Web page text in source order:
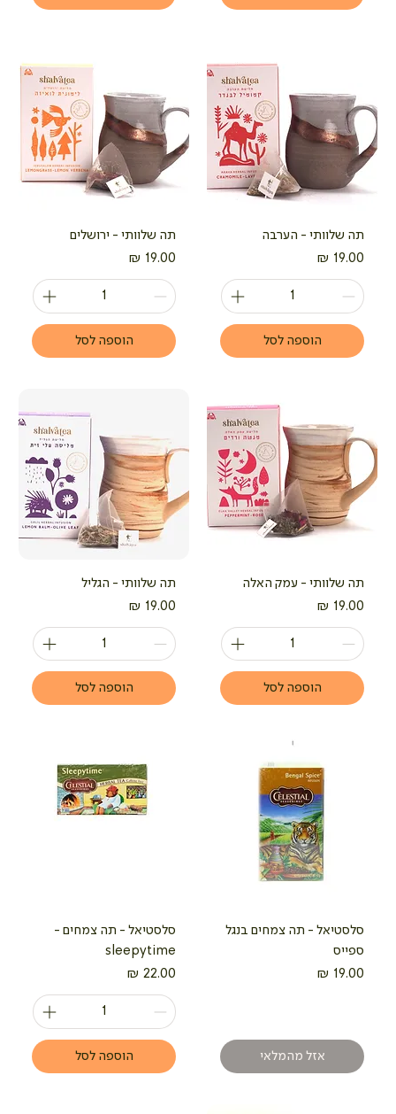
תה שלוותי - הערבה
מחיר
הוספה לסל
תה שלוותי - ירושלים
מחיר
הוספה לסל
תה שלוותי - עמק האלה
מחיר
הוספה לסל
תה שלוותי - הגליל
מחיר
הוספה לסל
סלסטיאל - תה צמחים בנגל
ספייס
מחיר
אזל מהמלאי
סלסטיאל - תה צמחים -
sleepytime
מחיר
הוספה לסל